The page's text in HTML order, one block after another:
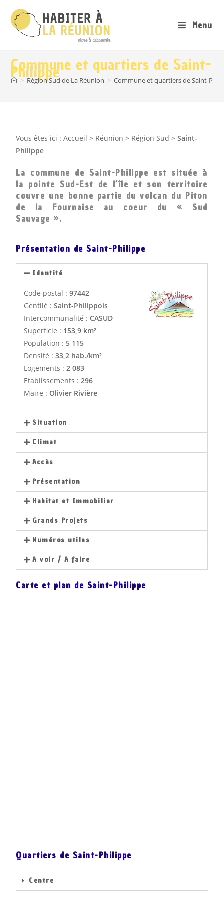
Menu
Commune et quartiers de Saint-
Philippe
> Région Sud de La Réunion > Commune et quartiers de Saint-
Vous êtes ici :Accueil > Réunion > Région Sud >Saint-
Philippe
La commune de Saint-Philippe est située à
la pointe Sud-Est de l’île et son territoire
couvre une bonne partie du volcan du Piton
de la Fournaise au coeur du « Sud
Sauvage ».
Présentation de Saint-Philippe
Identité
Code postal :97442
Gentilé :Saint-Philippois
Intercommunalité : CASUD
Superficie : 153,9 km²
Population :5 115
Densité :33,2 hab./km²
Logements :2 083
Etablissements :296
Maire : Olivier Rivière
Situation
Climat
Accès
Présentation
Habitat et Immobilier
Grands Projets
Numéros utiles
A voir / A faire
Carte et plan de Saint-Philippe
Quartiers de Saint-Philippe
Centre